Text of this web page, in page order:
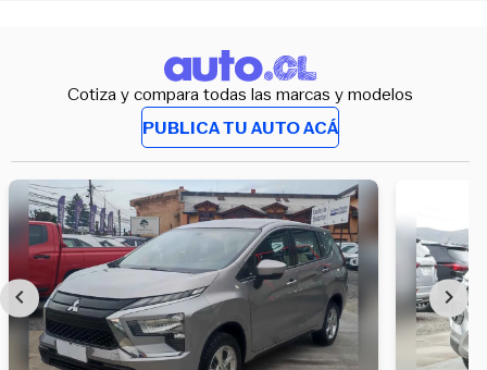
Cotiza y compara todas las marcas y modelos
PUBLICA TU AUTO ACÁ